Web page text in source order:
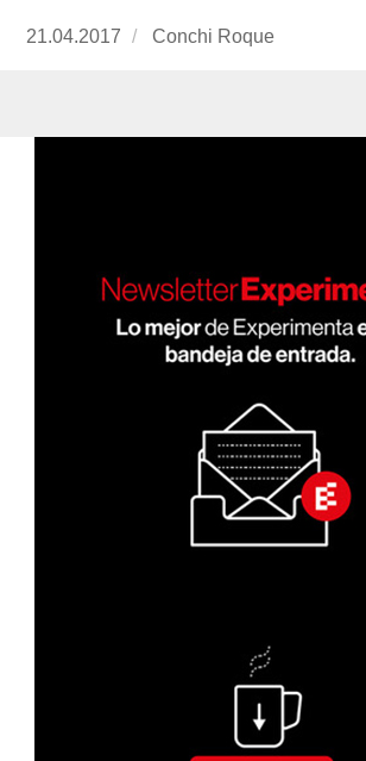
Publicado
21.04.2017
https://
Conchi Roque